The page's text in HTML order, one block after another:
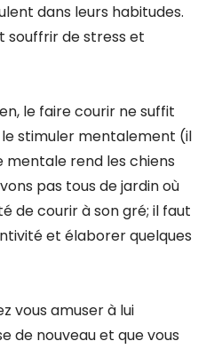
dans leurs habitudes.
souffrir de stress et
le faire courir ne suffit
le stimuler mentalement (il
mentale rend les chiens
pas tous de jardin où
de courir à son gré; il faut
et élaborer quelques
vous amuser à lui
de nouveau et que vous